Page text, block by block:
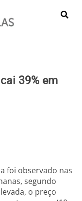
39% em
foi observado nas
segundo
o preço